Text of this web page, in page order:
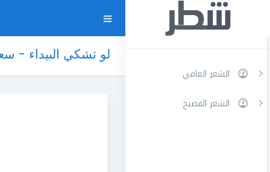
الشعر العامي
الشعر الفصيح
لو تشكي البيداء -